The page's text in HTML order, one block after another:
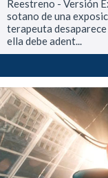
Reestreno - Versión
sotano de una
terapeuta desaparece
ella debe adent...